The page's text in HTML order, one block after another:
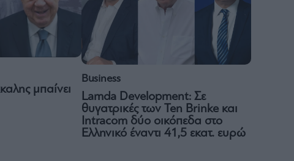
μπαίνει
Business
Lamda Development: Σε
θυγατρικές των Ten Brinke και
Intracom δύο οικόπεδα στο
Ελληνικό έναντι 41,5 εκατ. ευρώ